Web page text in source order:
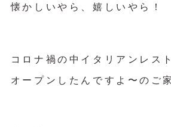
懐かしいやら、嬉しいやら！
コロナ禍の中イタリアンレス
オープンしたんですよ〜のご